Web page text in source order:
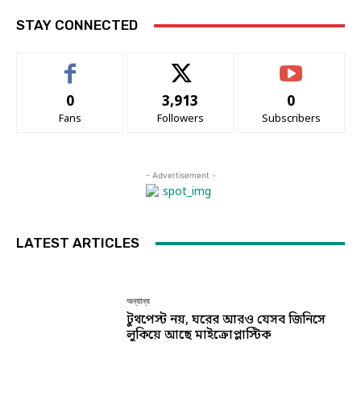
STAY CONNECTED
0
Fans
3,913
Followers
0
Subscribers
- Advertisement -
LATEST ARTICLES
অন্যান্য
টুথপেস্ট নয়, ঘরের আরও যেসব জিনিসে
লুকিয়ে আছে মাইক্রোপ্লাস্টিক